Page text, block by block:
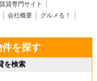
貸専門サイト
会社概要
グルメる！
を探す
を検索